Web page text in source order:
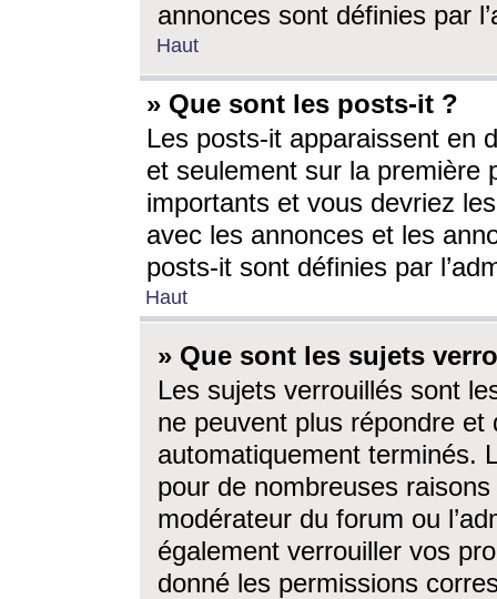
annonces sont définies par
Haut
» Que sont les posts-it ?
Les posts-it apparaissent en
et seulement sur la première
importants et vous devriez
avec les annonces et les
posts-it sont définies par
Haut
» Que sont les sujets
Les sujets verrouillés sont
ne peuvent plus répondre
automatiquement terminés.
pour de nombreuses
modérateur du forum ou
également verrouiller vos
donné les permissions